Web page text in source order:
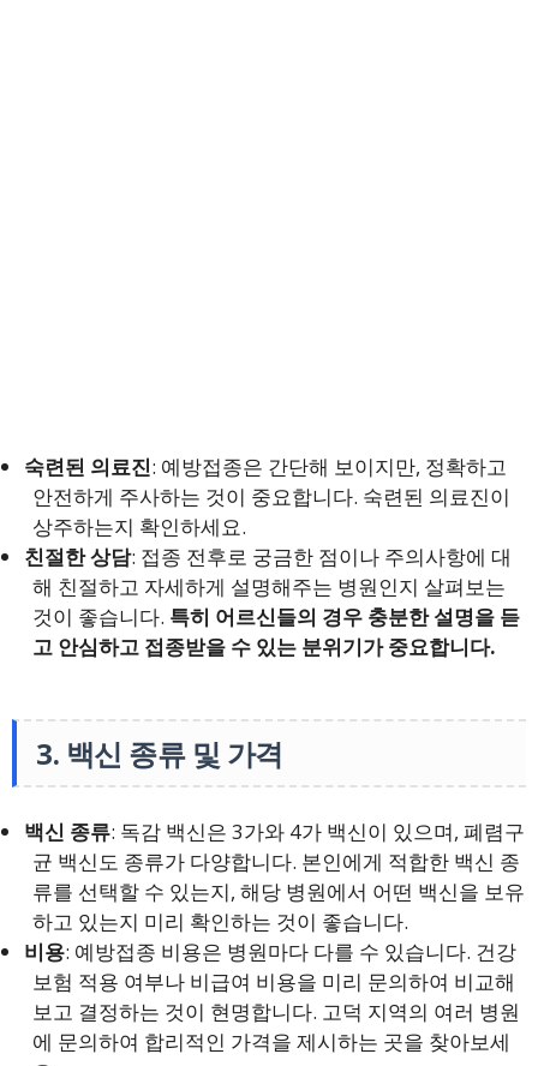
숙련된 의료진: 예방접종은 간단해 보이지만, 정확하고
안전하게 주사하는 것이 중요합니다. 숙련된 의료진이
상주하는지 확인하세요.
친절한 상담: 접종 전후로 궁금한 점이나 주의사항에 대
해 친절하고 자세하게 설명해주는 병원인지 살펴보는
것이 좋습니다. 특히 어르신들의 경우 충분한 설명을 듣
고 안심하고 접종받을 수 있는 분위기가 중요합니다.
3. 백신 종류 및 가격
백신 종류: 독감 백신은 3가와 4가 백신이 있으며, 폐렴구
균 백신도 종류가 다양합니다. 본인에게 적합한 백신 종
류를 선택할 수 있는지, 해당 병원에서 어떤 백신을 보유
하고 있는지 미리 확인하는 것이 좋습니다.
비용: 예방접종 비용은 병원마다 다를 수 있습니다. 건강
보험 적용 여부나 비급여 비용을 미리 문의하여 비교해
보고 결정하는 것이 현명합니다. 고덕 지역의 여러 병원
에 문의하여 합리적인 가격을 제시하는 곳을 찾아보세